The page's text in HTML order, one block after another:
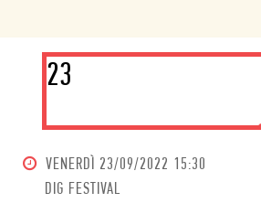
23
VENERDÌ 23/09/2022 15:30
DIG FESTIVAL